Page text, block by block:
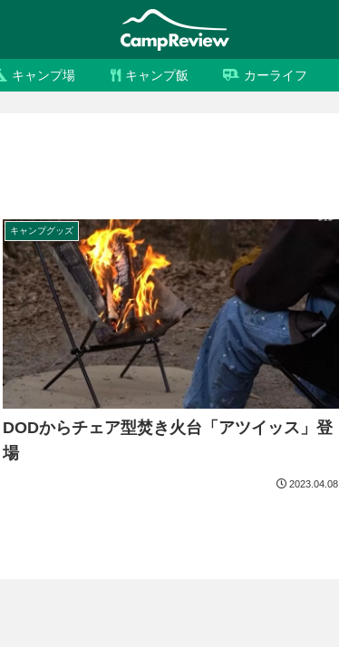
キャンプ場 キャンプ飯 カーライフ
キャンプグッズ
DODからチェア型焚き火台「アツイッス」登
場
2023.04.08